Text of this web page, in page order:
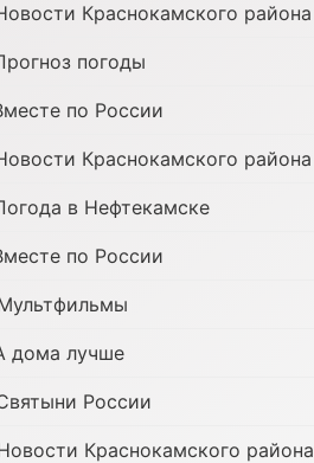
Краснокамского района
погоды
по России
Краснокамского района
в Нефтекамске
по России
дома лучше
России
Краснокамского района